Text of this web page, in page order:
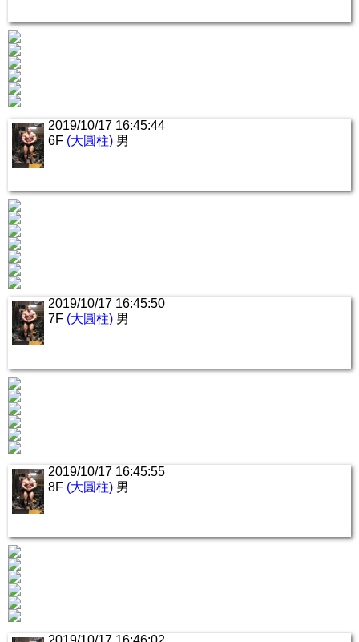
2019/10/17 16:45:44
6F (大圓柱) 男
2019/10/17 16:45:50
7F (大圓柱) 男
2019/10/17 16:45:55
8F (大圓柱) 男